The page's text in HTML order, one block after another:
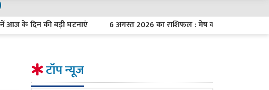
के दिन की बड़ी घटनाएं 6 अगस्त 2026 का राशिफल : मेष को कार्यक्षेत्र में
टॉप न्यूज